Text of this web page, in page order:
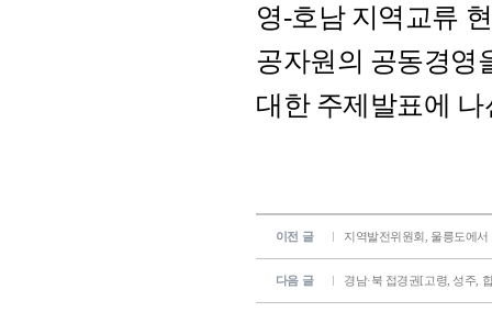
이전 글 지역발전위원회, 울릉도에
다음 글 경남·북 접경권[고령, 성주,
영-호남 지역교류
공자원의 공동경영
대한 주제발표에